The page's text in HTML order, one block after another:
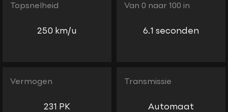
Topsnelheid
250 km/u
Van 0 naar 100 in
6.1 seconden
Vermogen
231 PK
Transmissie
Automaat